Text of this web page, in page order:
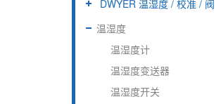
DWYER 温湿度 / 校准 / 阀
温湿度
温湿度计
温湿度变送器
温湿度开关